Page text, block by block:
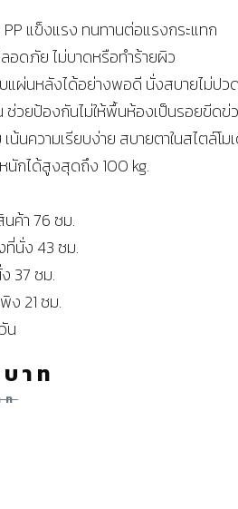
แข็งแรง ทนทานต่อแรงกระแทก
อดภัย ไม่บาดหรือทำร้ายผิว
ผ่นหลังได้อย่างพอดี นั่งสบายไม่ปว
ช่วยป้องกันไม่ให้พื้นห้องเป็นรอยขีดข่
นความเรียบง่าย สบายตาในสไตล์โม
นักได้สูงสุดถึง 100 kg.
ค้า 76 ซม.
นั่ง 43 ซม.
37 ซม.
21 ซม.
น
ท
บาท